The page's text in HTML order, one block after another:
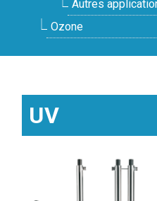
Autres
Ozone
UV